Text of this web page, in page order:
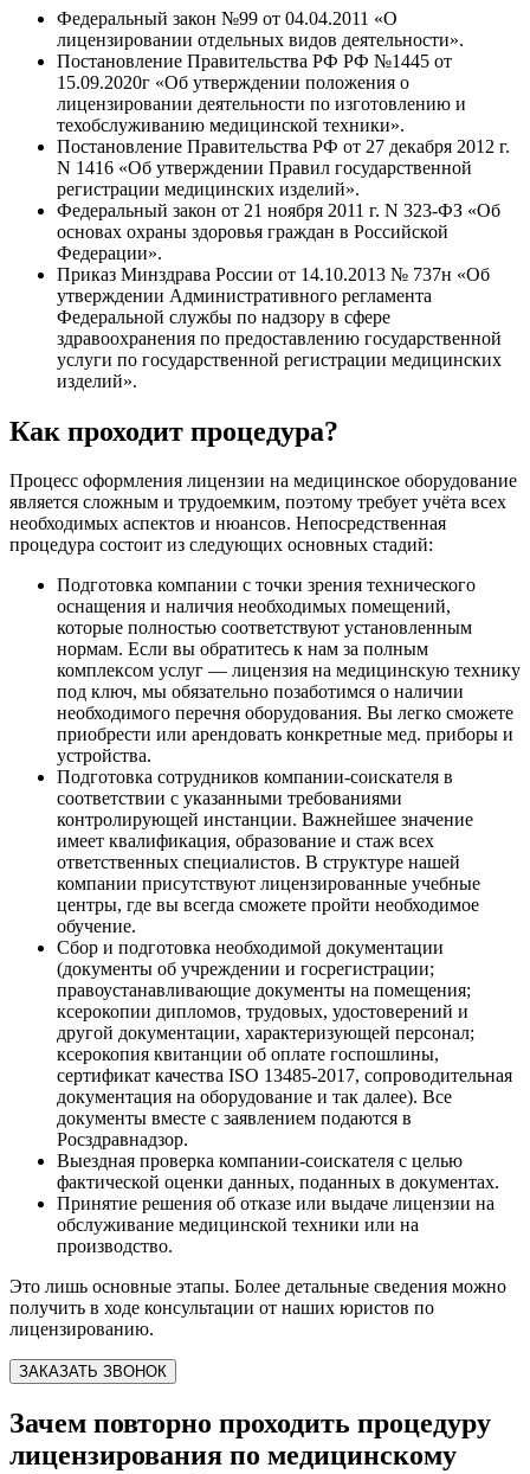
Федеральный закон №99 от 04.04.2011 «О
лицензировании отдельных видов деятельности».
Постановление Правительства РФ РФ №1445 от
15.09.2020г «Об утверждении положения о
лицензировании деятельности по изготовлению и
техобслуживанию медицинской техники».
Постановление Правительства РФ от 27 декабря 2012 г.
N 1416 «Об утверждении Правил государственной
регистрации медицинских изделий».
Федеральный закон от 21 ноября 2011 г. N 323-ФЗ «Об
основах охраны здоровья граждан в Российской
Федерации».
Приказ Минздрава России от 14.10.2013 № 737н «Об
утверждении Административного регламента
Федеральной службы по надзору в сфере
здравоохранения по предоставлению государственной
услуги по государственной регистрации медицинских
изделий».
Как проходит процедура?
Процесс оформления лицензии на медицинское оборудование
является сложным и трудоемким, поэтому требует учёта всех
необходимых аспектов и нюансов. Непосредственная
процедура состоит из следующих основных стадий:
Подготовка компании с точки зрения технического
оснащения и наличия необходимых помещений,
которые полностью соответствуют установленным
нормам. Если вы обратитесь к нам за полным
комплексом услуг — лицензия на медицинскую технику
под ключ, мы обязательно позаботимся о наличии
необходимого перечня оборудования. Вы легко сможете
приобрести или арендовать конкретные мед. приборы и
устройства.
Подготовка сотрудников компании-соискателя в
соответствии с указанными требованиями
контролирующей инстанции. Важнейшее значение
имеет квалификация, образование и стаж всех
ответственных специалистов. В структуре нашей
компании присутствуют лицензированные учебные
центры, где вы всегда сможете пройти необходимое
обучение.
Сбор и подготовка необходимой документации
(документы об учреждении и госрегистрации;
правоустанавливающие документы на помещения;
ксерокопии дипломов, трудовых, удостоверений и
другой документации, характеризующей персонал;
ксерокопия квитанции об оплате госпошлины,
сертификат качества ISO 13485-2017, сопроводительная
документация на оборудование и так далее). Все
документы вместе с заявлением подаются в
Росздравнадзор.
Выездная проверка компании-соискателя с целью
фактической оценки данных, поданных в документах.
Принятие решения об отказе или выдаче лицензии на
обслуживание медицинской техники или на
производство.
Это лишь основные этапы. Более детальные сведения можно
получить в ходе консультации от наших юристов по
лицензированию.
ЗАКАЗАТЬ ЗВОНОК
Зачем повторно проходить процедуру
лицензирования по медицинскому